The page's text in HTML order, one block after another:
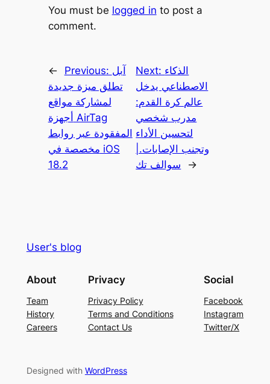
You must be logged in to post a
comment.
← Previous: آبل
تطلق ميزة جديدة
لمشاركة مواقع
أجهزة AirTag
المفقودة عبر روابط
مخصصة في iOS
18.2
Next: الذكاء
الاصطناعي يدخل
عالم كرة القدم:
مدرب شخصي
لتحسين الأداء
وتجنب الإصابات.|
سوالف تك
→
User's blog
About
Team
History
Careers
Privacy
Privacy Policy
Terms and Conditions
Contact Us
Social
Facebook
Instagram
Twitter/X
Designed with WordPress